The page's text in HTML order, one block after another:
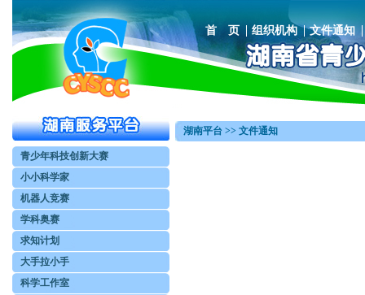
首 页 组织机构 文件通知
青少年科技创新大赛
小小科学家
机器人竞赛
学科奥赛
求知计划
大手拉小手
科学工作室
湖南平台 >> 文件通知